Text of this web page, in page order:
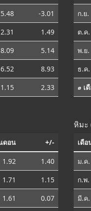
-3.01
1.49
8.09
5.14
6.52
8.93
2.33
ก.ย.
ต.ค.
พ.ย.
ธ.ค.
⌀ เ
ดอน +/-
1.92
1.40
1.71
1.15
1.61
0.07
หิมะ
เดือ
ม.ค.
ก.พ.
มี.ค.